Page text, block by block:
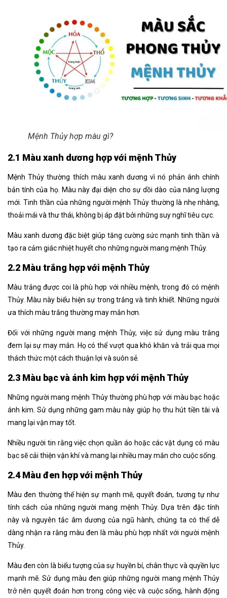
Mệnh Thủy hợp màu gì?
2.1 Màu xanh dương hợp với mệnh Thủy
Mệnh Thủy thường thích màu xanh dương vì nó phản ánh chính
bản tính của họ. Màu này đại diện cho sự dồi dào của năng lượng
mới. Tinh thần của những người mệnh Thủy thường là nhẹ nhàng,
thoải mái và thư thái, không bị áp đặt bởi những suy nghĩ tiêu cực.
Màu xanh dương đặc biệt giúp tăng cường sức mạnh tinh thần và
tạo ra cảm giác nhiệt huyết cho những người mang mệnh Thủy.
2.2 Màu trắng hợp với mệnh Thủy
Màu trắng được coi là phù hợp với nhiều mệnh, trong đó có mệnh
Thủy. Màu này biểu hiện sự trong trắng và tinh khiết. Những người
ưa thích màu trắng thường may mắn hơn.
Đối với những người mang mệnh Thủy, việc sử dụng màu trắng
đem lại sự may mắn. Họ có thể vượt qua khó khăn và trải qua mọi
thách thức một cách thuận lợi và suôn sẻ.
2.3 Màu bạc và ánh kim hợp với mệnh Thủy
Những người mang mệnh Thủy thường phù hợp với màu bạc hoặc
ánh kim. Sử dụng những gam màu này giúp họ thu hút tiền tài và
mang lại vận may tốt.
Nhiều người tin rằng việc chọn quần áo hoặc các vật dụng có màu
bạc sẽ cải thiện vận khí và mang lại nhiều may mắn cho cuộc sống.
2.4 Màu đen hợp với mệnh Thủy
Màu đen thường thể hiện sự mạnh mẽ, quyết đoán, tương tự như
tính cách của những người mang mệnh Thủy. Dựa trên đặc tính
này và nguyên tắc âm dương của ngũ hành, chúng ta có thể dễ
dàng nhận ra rằng màu đen là màu phù hợp nhất với người mệnh
Thủy.
Màu đen còn là biểu tượng của sự huyền bí, chân thực và quyền lực
mạnh mẽ. Sử dụng màu đen giúp những người mang mệnh Thủy
trở nên quyết đoán hơn trong công việc và cuộc sống, hành động